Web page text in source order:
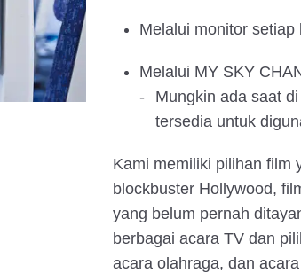
Melalui monitor setiap
Melalui MY SKY
Mungkin ada saat
tersedia untuk
Kami memiliki pilihan film
blockbuster Hollywood,
yang belum pernah
berbagai acara TV dan
acara olahraga, dan